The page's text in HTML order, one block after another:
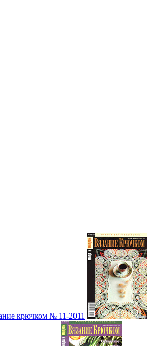
крючком № 11-2011